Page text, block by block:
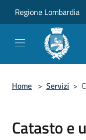
Regione Lombardia
Home > Servizi >
Catasto e